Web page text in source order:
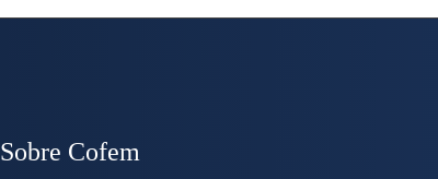
Sobre Cofem